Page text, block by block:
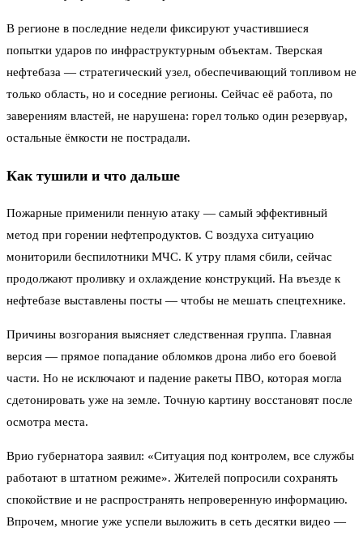
В регионе в последние недели фиксируют участившиеся
попытки ударов по инфраструктурным объектам. Тверская
нефтебаза — стратегический узел, обеспечивающий топливом не
только область, но и соседние регионы. Сейчас её работа, по
заверениям властей, не нарушена: горел только один резервуар,
остальные ёмкости не пострадали.
Как тушили и что дальше
Пожарные применили пенную атаку — самый эффективный
метод при горении нефтепродуктов. С воздуха ситуацию
мониторили беспилотники МЧС. К утру пламя сбили, сейчас
продолжают проливку и охлаждение конструкций. На въезде к
нефтебазе выставлены посты — чтобы не мешать спецтехнике.
Причины возгорания выясняет следственная группа. Главная
версия — прямое попадание обломков дрона либо его боевой
части. Но не исключают и падение ракеты ПВО, которая могла
сдетонировать уже на земле. Точную картину восстановят после
осмотра места.
Врио губернатора заявил: «Ситуация под контролем, все службы
работают в штатном режиме». Жителей попросили сохранять
спокойствие и не распространять непроверенную информацию.
Впрочем, многие уже успели выложить в сеть десятки видео —